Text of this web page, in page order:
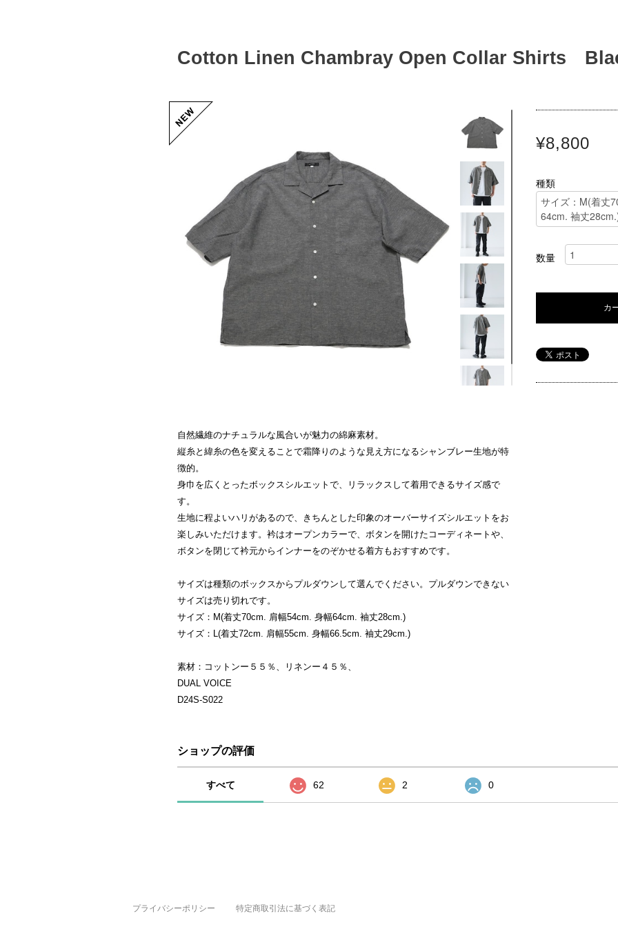
Cotton Linen Chambray Open Collar Shirts
自然繊維のナチュラルな風合いが魅力の綿麻素材。
縦糸と緯糸の色を変えることで霜降りのような見え方になるシャンブレー生地が特
徴的。
身巾を広くとったボックスシルエットで、リラックスして着用できるサイズ感で
す。
生地に程よいハリがあるので、きちんとした印象のオーバーサイズシルエットをお
楽しみいただけます。衿はオープンカラーで、ボタンを開けたコーディネートや、
ボタンを閉じて衿元からインナーをのぞかせる着方もおすすめです。
サイズは種類のボックスからプルダウンして選んでください。プルダウンできない
サイズは売り切れです。
サイズ：M(着丈70cm. 肩幅54cm. 身幅64cm. 袖丈28cm.)
サイズ：L(着丈72cm. 肩幅55cm. 身幅66.5cm. 袖丈29cm.)
素材：コットンー５５％、リネンー４５％、
DUAL VOICE
D24S-S022
¥8,800
種類
数量
カ
ショップの評価
すべて 62 2 0
プライバシーポリシー 特定商取引法に基づく表記